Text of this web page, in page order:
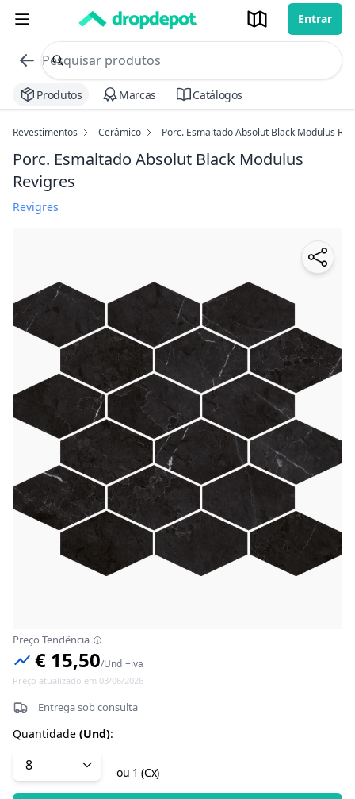
Entrar
commerce search no header
Procurar
Produtos Marcas Catálogos
Revestimentos Cerâmico Porc. Esmaltado Absolut Black Modulus
Porc. Esmaltado Absolut Black Modulus
Revigres
Revigres
Preço Tendência
€ 15,50/Und +iva
Preço atualizado em 03/06/2026
Entrega sob consulta
Quantidade (Und):
ou 1 (Cx)